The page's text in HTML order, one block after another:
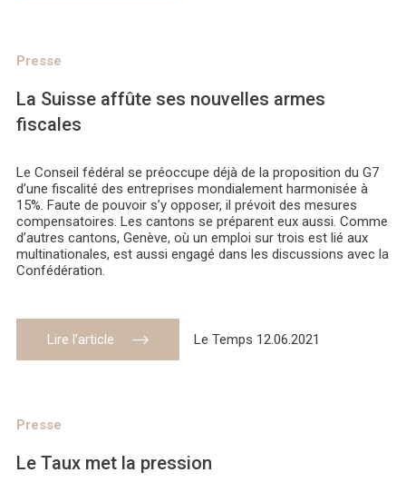
Presse
La Suisse affûte ses nouvelles armes
fiscales
Le Conseil fédéral se préoccupe déjà de la proposition du G7
d’une fiscalité des entreprises mondialement harmonisée à
15%. Faute de pouvoir s’y opposer, il prévoit des mesures
compensatoires. Les cantons se préparent eux aussi. Comme
d’autres cantons, Genève, où un emploi sur trois est lié aux
multinationales, est aussi engagé dans les discussions avec la
Confédération.
Lire l’article Le Temps 12.06.2021
Presse
Le Taux met la pression